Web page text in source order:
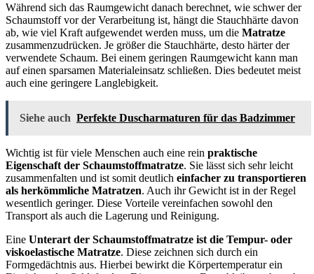
Während sich das Raumgewicht danach berechnet, wie schwer der
Schaumstoff vor der Verarbeitung ist, hängt die Stauchhärte davon
ab, wie viel Kraft aufgewendet werden muss, um die Matratze
zusammenzudrücken. Je größer die Stauchhärte, desto härter der
verwendete Schaum. Bei einem geringen Raumgewicht kann man
auf einen sparsamen Materialeinsatz schließen. Dies bedeutet meist
auch eine geringere Langlebigkeit.
Siehe auch Perfekte Duscharmaturen für das Badzimmer
Wichtig ist für viele Menschen auch eine rein praktische
Eigenschaft der Schaumstoffmatratze. Sie lässt sich sehr leicht
zusammenfalten und ist somit deutlich einfacher zu transportieren
als herkömmliche Matratzen. Auch ihr Gewicht ist in der Regel
wesentlich geringer. Diese Vorteile vereinfachen sowohl den
Transport als auch die Lagerung und Reinigung.
Eine Unterart der Schaumstoffmatratze ist die Tempur- oder
viskoelastische Matratze. Diese zeichnen sich durch ein
Formgedächtnis aus. Hierbei bewirkt die Körpertemperatur ein